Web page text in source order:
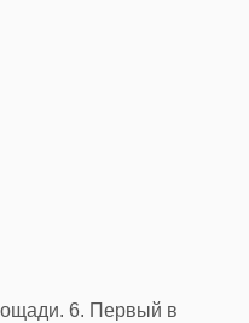
6. Первый в